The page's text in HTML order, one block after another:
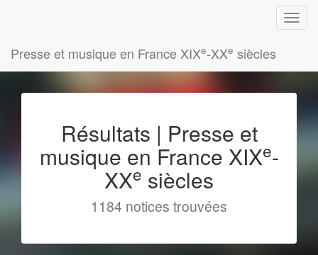
Presse et musique en France XIXe-XXe siècles
Résultats | Presse et
musique en France XIXe-
XXe siècles
1184 notices trouvées